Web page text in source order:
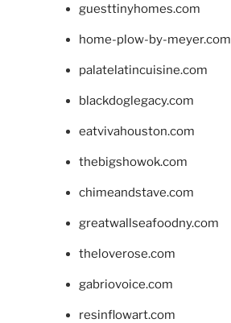
guesttinyhomes.com
home-plow-by-meyer.com
palatelatincuisine.com
blackdoglegacy.com
eatvivahouston.com
thebigshowok.com
chimeandstave.com
greatwallseafoodny.com
theloverose.com
gabriovoice.com
resinflowart.com